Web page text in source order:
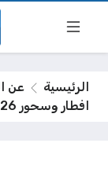
الرئيسية عن
افطار وسحور 2026